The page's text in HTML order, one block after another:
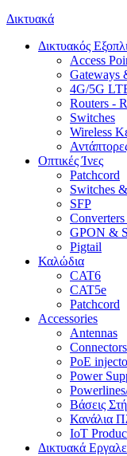
Δικτυακά
Δικτυακός
Access
Gateways
4G/5G
Routers -
Switches
Wireless
Οπτικές Ίνες
Patchcord
Switches
SFP
GPON &
Pigtail
Καλώδια
CAT6
CAT5e
Patchcord
Accessories
Antennas
Connectors
PoE
Power
Βάσεις
Κανάλια
IoT
Δικτυακά